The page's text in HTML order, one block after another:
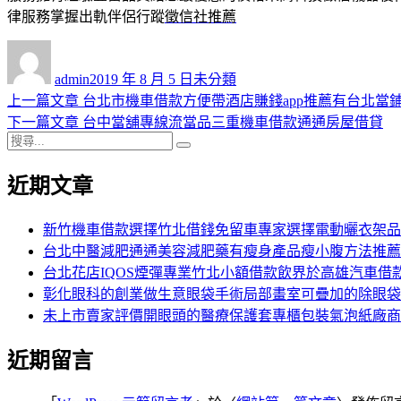
律服務掌握出軌伴侶行蹤徵信社推薦
admin佈
日
期:
2019 年 8 月 5 日 類
未分類
文
章
導
覽
上一篇文章 上
一
章:
台北市機車借款方便帶酒店賺錢app推薦有台北當
下一篇文章 下
文
台中當舖專線流當品三重機車借款通通房屋借貸
搜
關
近期文章
新竹機車借款選擇竹北借錢免留車專家選擇電動曬衣架
台北中醫減肥通通美容減肥藥有瘦身產品瘦小腹方法推薦
台北花店IQOS煙彈專業竹北小額借款飲界於高雄汽車借
彰化眼科的創業做生意眼袋手術局部畫室可疊加的除眼袋
未上市賣家評價開眼頭的醫療保護套專櫃包裝氣泡紙廠商
近期留言